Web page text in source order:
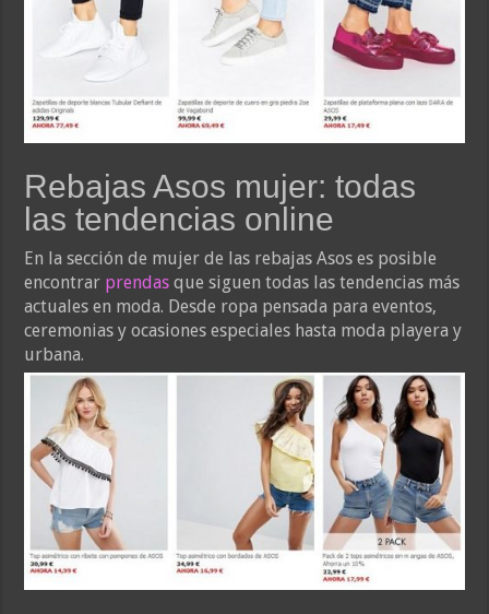
Rebajas Asos mujer: todas
las tendencias online
En la sección de mujer de las rebajas Asos es posible
encontrar prendas que siguen todas las tendencias más
actuales en moda. Desde ropa pensada para eventos,
ceremonias y ocasiones especiales hasta moda playera y
urbana.